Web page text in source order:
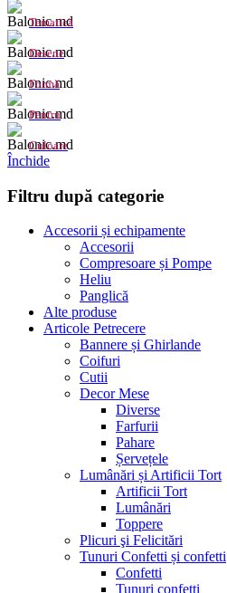
Tematică
Desene
Formă
Pentru
Culoare
Închide
Filtru după categorie
Accesorii și echipamente
Accesorii
Compresoare și Pompe
Heliu
Panglică
Alte produse
Articole Petrecere
Bannere și Ghirlande
Coifuri
Cutii
Decor Mese
Diverse
Farfurii
Pahare
Șervețele
Lumânări și Artificii Tort
Artificii Tort
Lumânări
Toppere
Plicuri şi Felicitări
Tunuri Confetti și confetti
Confetti
Tunuri confetti